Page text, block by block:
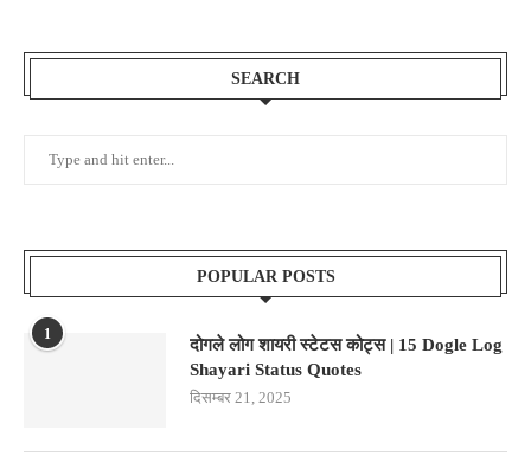
SEARCH
POPULAR POSTS
1
दोगले लोग शायरी स्टेटस कोट्स | 15 Dogle Log
Shayari Status Quotes
दिसम्बर 21, 2025